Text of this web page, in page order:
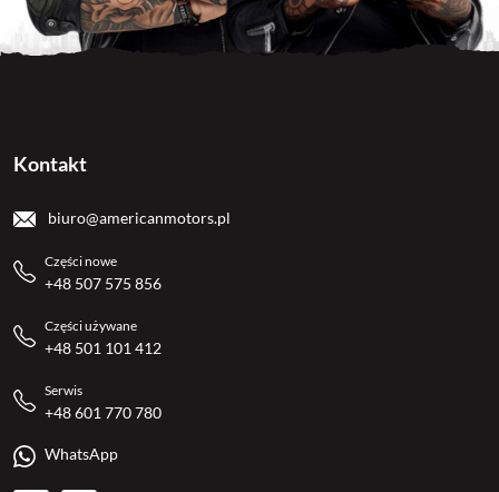
Kontakt
biuro@americanmotors.pl
Części nowe
+48 507 575 856
Części używane
+48 501 101 412
Serwis
+48 601 770 780
WhatsApp